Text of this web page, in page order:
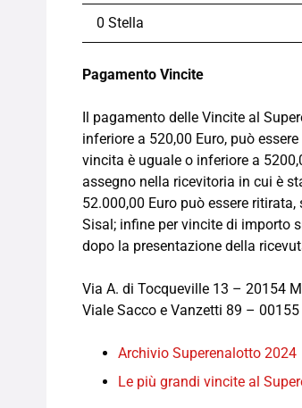
0 Stella
Pagamento Vincite
Il pagamento delle Vincite al
inferiore a 520,00 Euro, può
vincita è uguale o inferiore a
assegno nella ricevitoria in cui è
52.000,00 Euro può essere
Sisal; infine per vincite di importo
dopo la presentazione della
Via A. di Tocqueville 13 – 20154
Viale Sacco e Vanzetti 89 – 00155
Archivio Superenalotto 2024
Le più grandi vincite al